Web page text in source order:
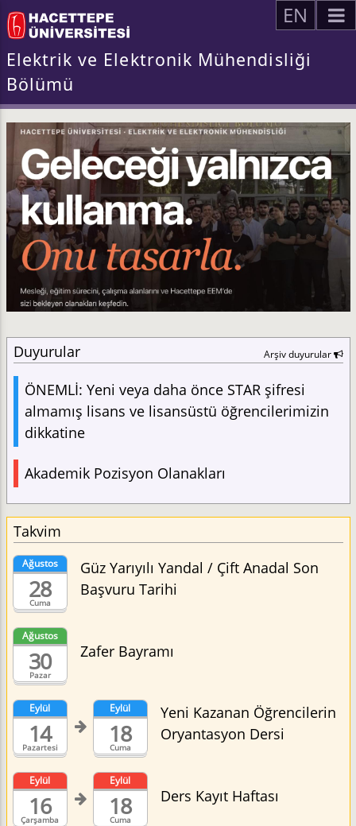
EN
Elektrik ve Elektronik Mühendisliği
Bölümü
Duyurular Arşiv duyurular
ÖNEMLİ: Yeni veya daha önce STAR şifresi
almamış lisans ve lisansüstü öğrencilerimizin
dikkatine
Akademik Pozisyon Olanakları
Takvim
Cuma
Ağustos
28
Güz Yarıyılı Yandal / Çift Anadal Son
Başvuru Tarihi
Pazar
Ağustos
30 Zafer Bayramı
Pazartesi
Eylül
14 Cuma
Eylül
18
Yeni Kazanan Öğrencilerin
Oryantasyon Dersi
Çarşamba
Eylül
16 Cuma
Eylül
18 Ders Kayıt Haftası